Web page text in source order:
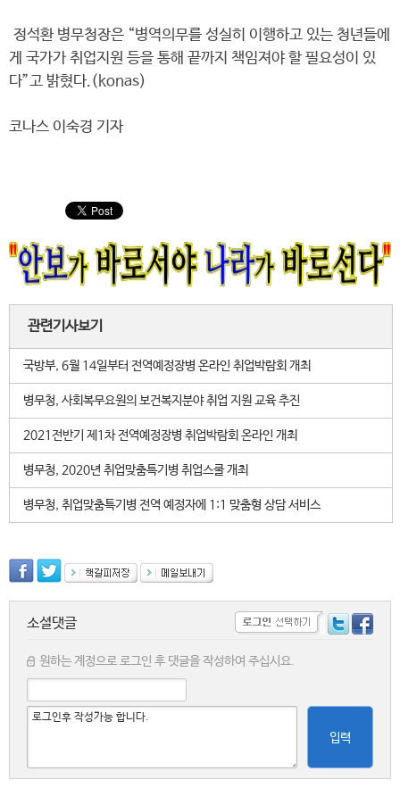
정석환 병무청장은 “병역의무를 성실히 이행하고 있는 청년들에
게 국가가 취업지원 등을 통해 끝까지 책임져야 할 필요성이 있
다”고 밝혔다.(konas)
코나스 이숙경 기자
관련기사보기
국방부, 6월 14일부터 전역예정장병 온라인 취업박람회 개최
병무청, 사회복무요원의 보건복지분야 취업 지원 교육 추진
2021전반기 제1차 전역예정장병 취업박람회 온라인 개최
병무청, 2020년 취업맞춤특기병 취업스쿨 개최
병무청, 취업맞춤특기병 전역 예정자에 1:1 맞춤형 상담 서비스
소셜댓글
원하는 계정으로 로그인 후 댓글을 작성하여 주십시요.
입력